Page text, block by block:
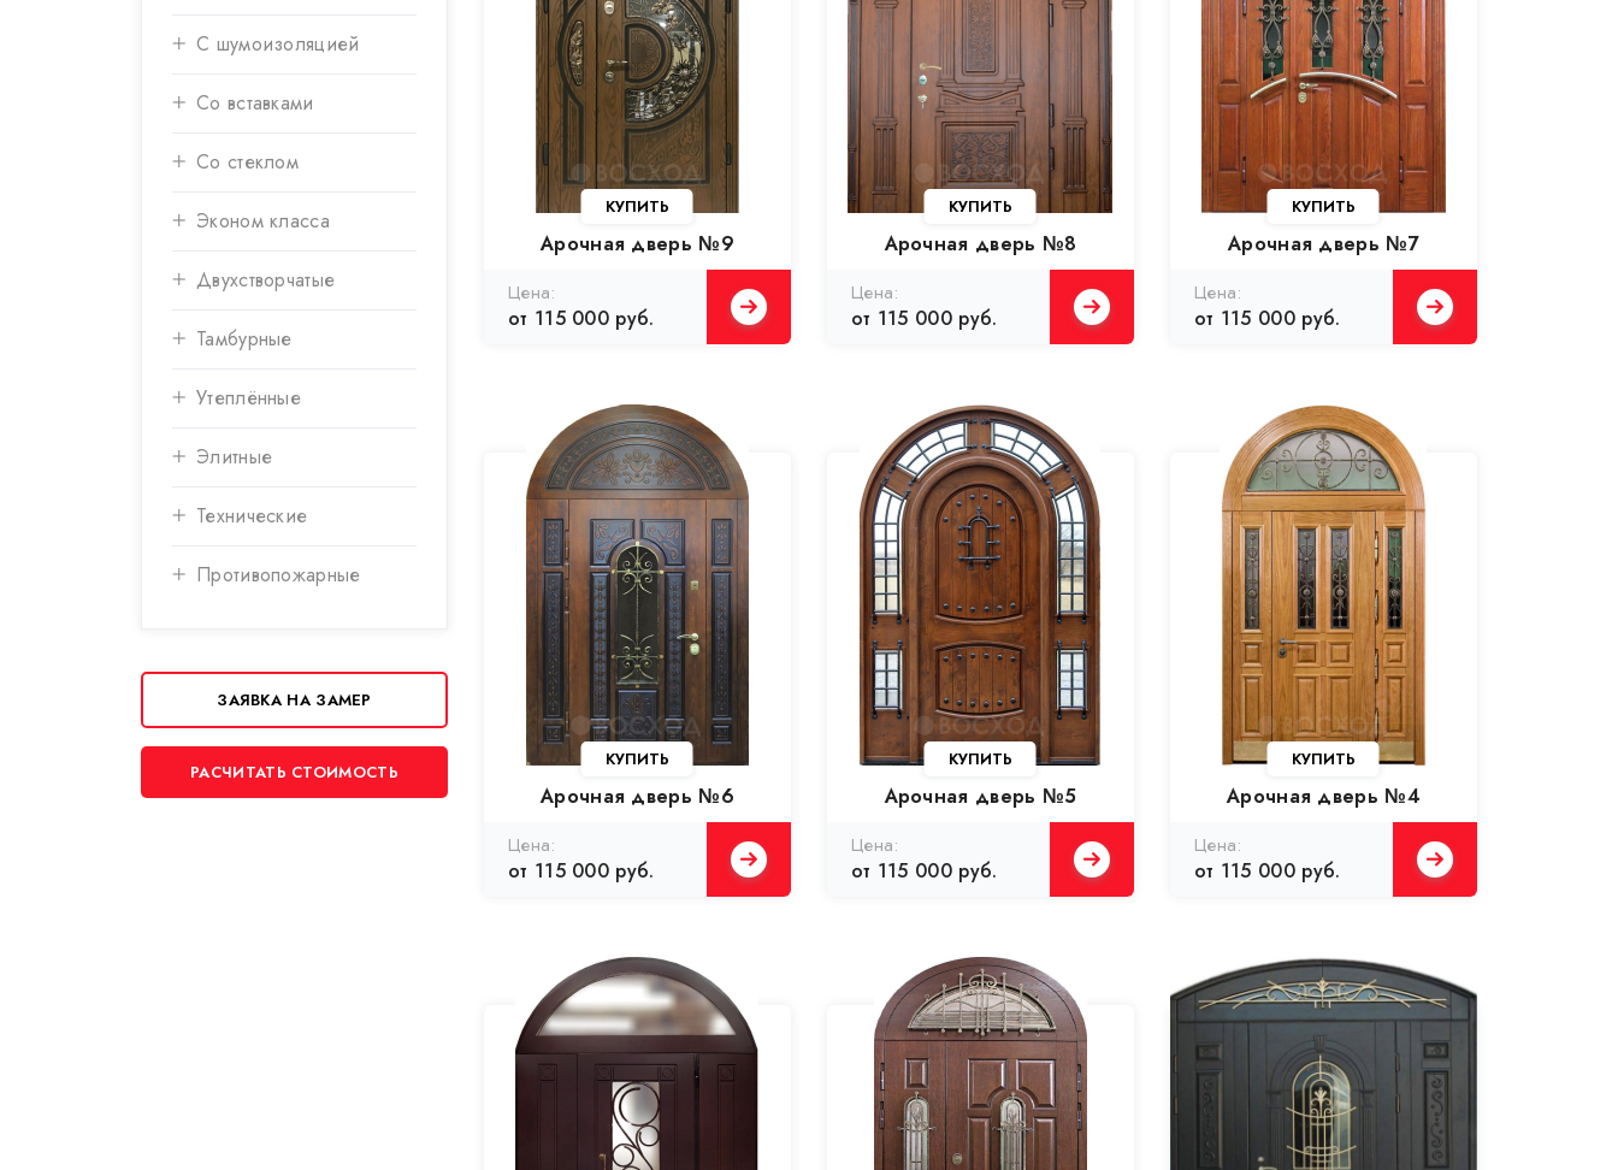
С шумоизоляцией
Со вставками
Со стеклом
Эконом класса
Двухстворчатые
Тамбурные
Утеплённые
Элитные
Технические
Противопожарные
ЗАЯВКА НА ЗАМЕР
РАСЧИТАТЬ СТОИМОСТЬ
Арочная дверь №9
от 115 000 руб.
Арочная дверь №8
от 115 000 руб.
Арочная дверь №7
от 115 000 руб.
Арочная дверь №6
от 115 000 руб.
Арочная дверь №5
от 115 000 руб.
Арочная дверь №4
от 115 000 руб.